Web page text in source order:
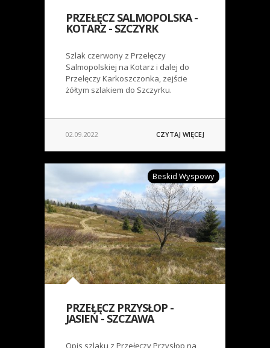
PRZEŁĘCZ SALMOPOLSKA -
KOTARZ - SZCZYRK
Szlak czerwony z Przełęczy
Salmopolskiej na Kotarz i dalej do
Przełęczy Karkoszczonka, zejście
żółtym szlakiem do Szczyrku.
02.09.2022 CZYTAJ WIĘCEJ
Beskid Wyspowy
PRZEŁĘCZ PRZYSŁOP -
JASIEŃ - SZCZAWA
Opis szlaku z Przełęczy Przysłop na